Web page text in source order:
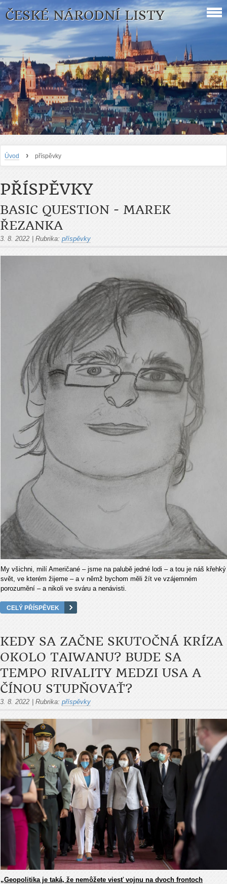
ČESKÉ NÁRODNÍ LISTY
Úvod › příspěvky
PŘÍSPĚVKY
BASIC QUESTION - MAREK
ŘEZANKA
3. 8. 2022 Rubrika: příspěvky
My všichni, milí Američané – jsme na palubě jedné lodi – a tou je náš křehký
svět, ve kterém žijeme – a v němž bychom měli žít ve vzájemném
porozumění – a nikoli ve sváru a nenávisti.
CELÝ PŘÍSPĚVEK
KEDY SA ZAČNE SKUTOČNÁ KRÍZA
OKOLO TAIWANU? BUDE SA
TEMPO RIVALITY MEDZI USA A
ČÍNOU STUPŇOVAŤ?
3. 8. 2022 | Rubrika: příspěvky
„Geopolitika je taká, že nemôžete viesť vojnu na dvoch frontoch